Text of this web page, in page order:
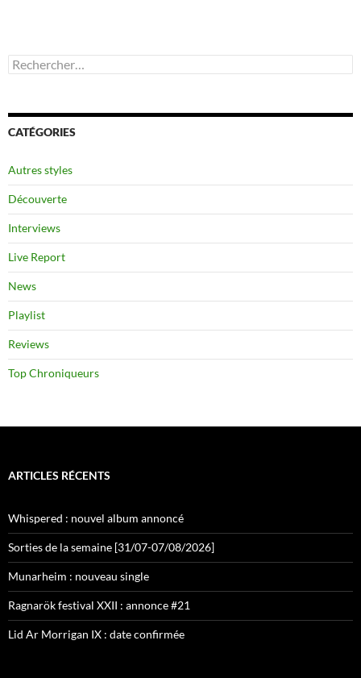
Rechercher :
CATÉGORIES
Autres styles
Découverte
Interviews
Live Report
News
Playlist
Reviews
Top Chroniqueurs
ARTICLES RÉCENTS
Whispered : nouvel album annoncé
Sorties de la semaine [31/07-07/08/2026]
Munarheim : nouveau single
Ragnarök festival XXII : annonce #21
Lid Ar Morrigan IX : date confirmée